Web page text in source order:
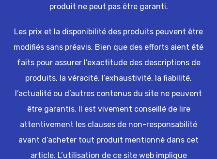
produit ne peut pas être garanti.
Les prix et la disponibilité des produits peuvent être
modifiés sans préavis. Bien que des efforts aient été
faits pour assurer l’exactitude des descriptions de
produits, la véracité, l’exhaustivité, la fiabilité,
l’actualité ou d’autres contenus du site ne peuvent
être garantis. Il est vivement conseillé de lire
attentivement les clauses de non-responsabilité
avant d’acheter tout produit mentionné dans cet
article. L’utilisation de ce site web implique